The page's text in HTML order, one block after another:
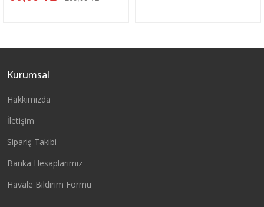
Kurumsal
Hakkımızda
İletişim
Sipariş Takibi
Banka Hesaplarımız
Havale Bildirim Formu